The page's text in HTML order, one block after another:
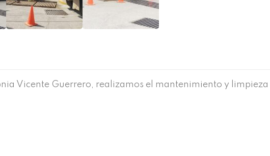
Vicente Guerrero, realizamos el mantenimiento y limpieza